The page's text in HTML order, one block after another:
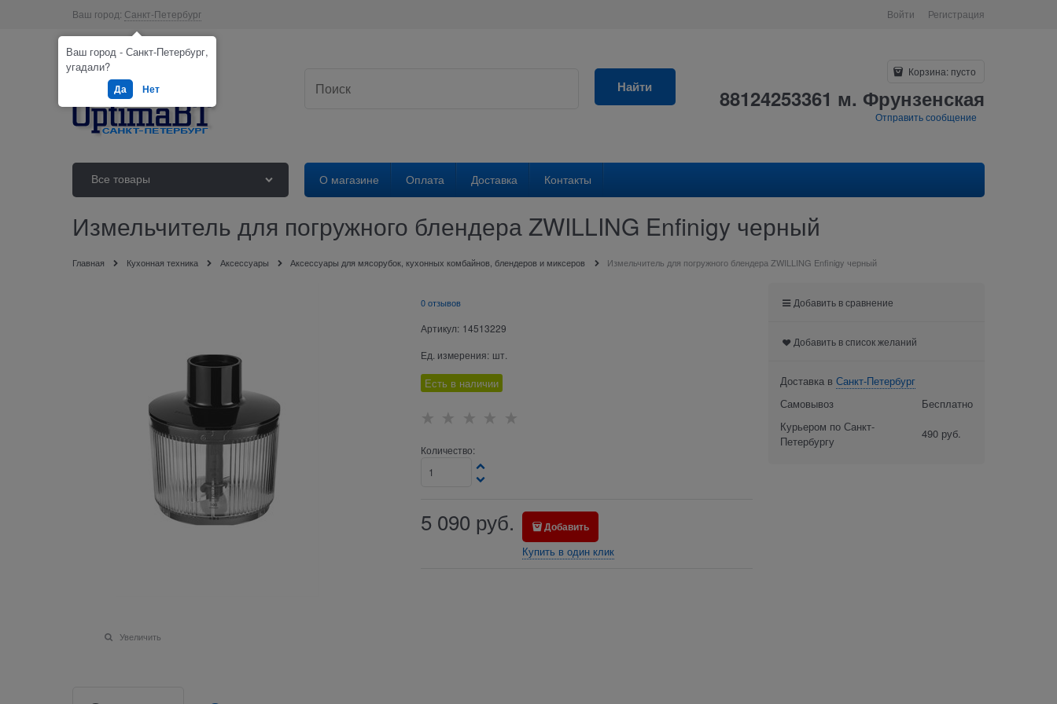
Ваш город: Санкт-Петербург Войти Регистрация
Найти
Корзина: пусто
88124253361 м. Фрунзенская
Отправить сообщение
Все товары О магазине Оплата Доставка Контакты
Измельчитель для погружного блендера ZWILLING Enfinigy черный
Главная Кухонная техника Аксессуары Аксессуары для мясорубок, кухонных комбайнов, блендеров и миксеров Измельчитель для погружного блендера ZWILLING Enfinigy черный
Увеличить
0 отзывов
Артикул: 14513229
Ед. измерения: шт.
Есть в наличии
Количество:
5 090 руб. Добавить
Купить в один клик
Добавить в сравнение
Добавить в список желаний
Доставка в Санкт-Петербург
Самовывоз
Бесплатно
Курьером по Санкт-
Петербургу
490 руб.
Ваш город - Санкт-Петербург,
угадали?
Да Нет